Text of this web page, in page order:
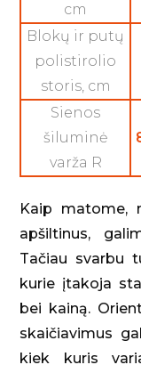
cm
Blokų ir putų
polistirolio
storis, cm
Sienos
šiluminė
varža R
Kaip matome,
apšiltinus,
Tačiau svarbu
kurie įtakoja
bei kainą.
skaičiavimus
kiek kuris